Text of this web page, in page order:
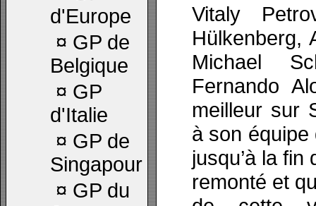
d'Europe
¤ GP de
Belgique
¤ GP
d'Italie
¤ GP de
Singapour
¤ GP du
Vitaly
Hülkenberg,
Michael
Fernando
meilleur sur
à son
jusqu’à la
remonté et